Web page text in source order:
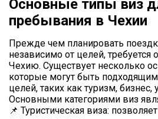
Основные типы виз
пребывания в Чехии
Прежде чем планировать
независимо от целей,
Чехию. Существует несколько
которые могут быть
целей, таких как туризм, бизнес,
Основными категориями виз
📌 Туристическая виза: